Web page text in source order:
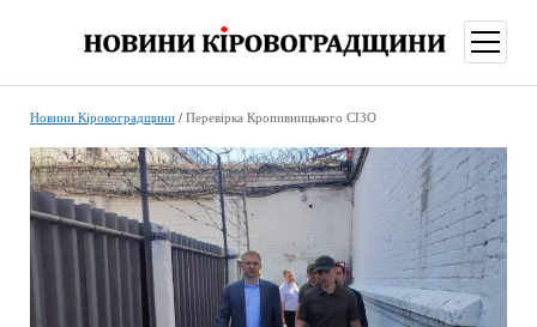
меню
Новини Кіровоградщини/ Перевірка Кропивницького СІЗО